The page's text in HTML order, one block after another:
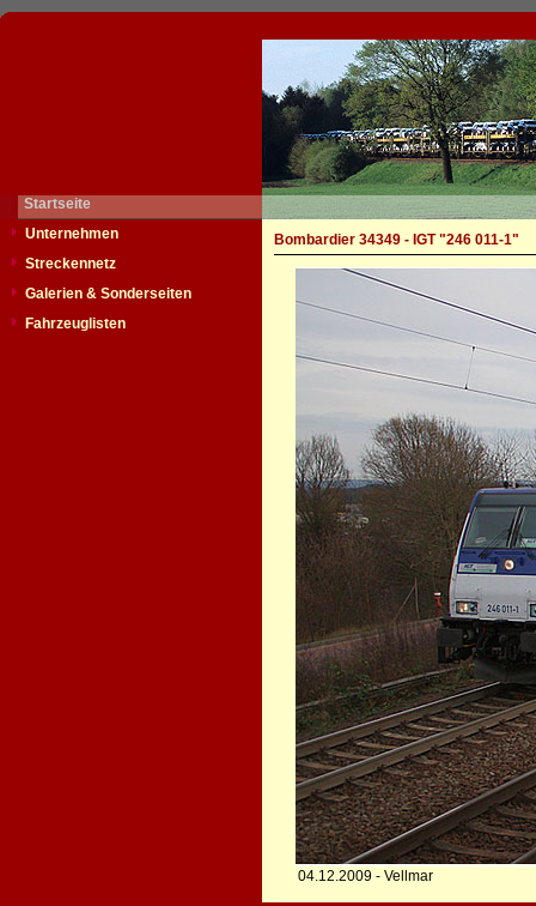
Startseite
Unternehmen
Streckennetz
Galerien & Sonderseiten
Fahrzeuglisten
Bombardier 34349 - IGT "246 011-1"
04.12.2009 - Vellmar